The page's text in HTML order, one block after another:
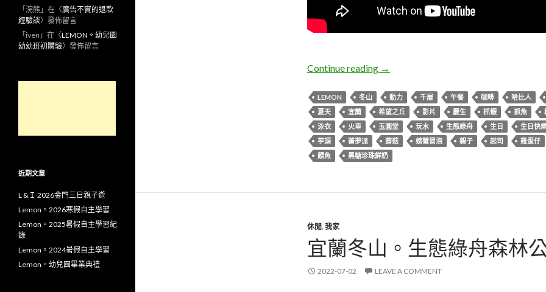
Continue reading 宜蘭夏天慶生親子一日遊影片
→
LEMON 冬山 動力 千層 午餐 咖啡
哈比人
夏天
宜蘭 希望之丘 影片 慶生 抓蝦 抓魚
泳衣
火車 玉圓堂 玩水 生態綠舟 生日
生日快
芋頭
蕾夢派 蘑菇 螃蟹冒泡 親子 起司
雞蛋仔
餵魚
黑糖珍珠鮮奶
休閒, 我家
宜蘭冬山。生態綠舟森林
2022-07-02 LEAVE A COMMENT
「 浣熊 」在〈廣告不實的退款
經驗談〉發佈留言
「 iven 」在〈LEMON。幼兒園
幼幼班初體驗〉發佈留言
近期文章
L &Ｉ 2026金門三日親子遊
Lemon。2026寒假自主學習
Lemon。2025暑假自主學習紀
錄
Lemon。2024暑假自主學習
Lemon。幼兒園畢業典禮